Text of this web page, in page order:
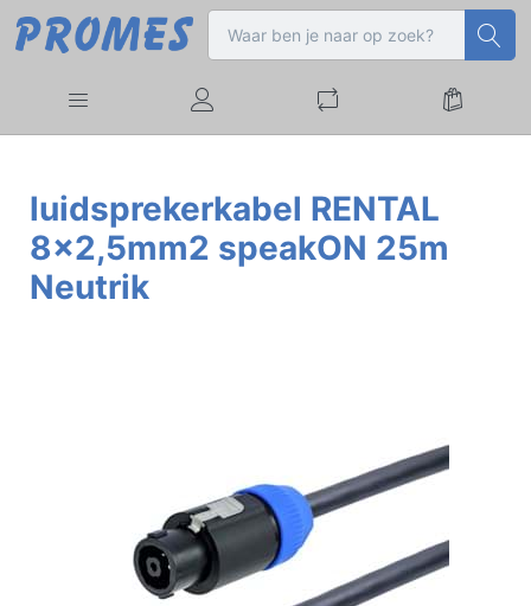
luidsprekerkabel RENTAL
8x2,5mm2 speakON 25m
Neutrik